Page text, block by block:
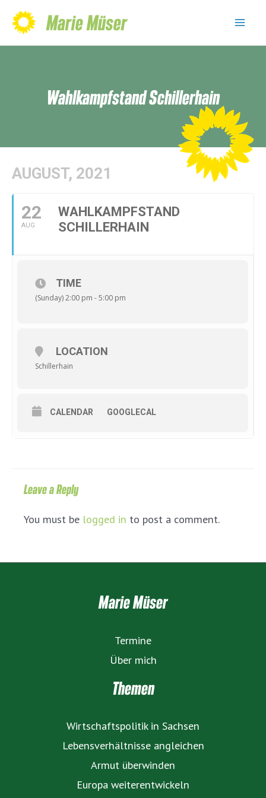
content
Marie Müser
Wahlkampfstand Schillerhain
AUGUST, 2021
22
AUG
WAHLKAMPFSTAND
SCHILLERHAIN
TIME
(Sunday) 2:00 pm - 5:00 pm
LOCATION
Schillerhain
CALENDAR GOOGLECAL
Leave a Reply
You must be logged in to post a comment.
Marie Müser
Termine
Über mich
Themen
Wirtschaftspolitik in Sachsen
Lebensverhältnisse angleichen
Armut überwinden
Europa weiterentwickeln